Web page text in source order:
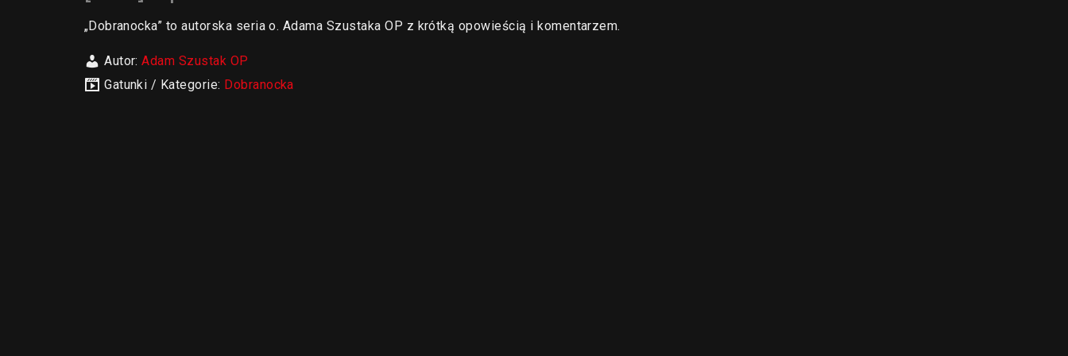
„Dobranocka” to autorska seria o. Adama Szustaka OP z krótką opowieścią i komentarzem.
Autor:Adam Szustak OP
Gatunki / Kategorie: Dobranocka